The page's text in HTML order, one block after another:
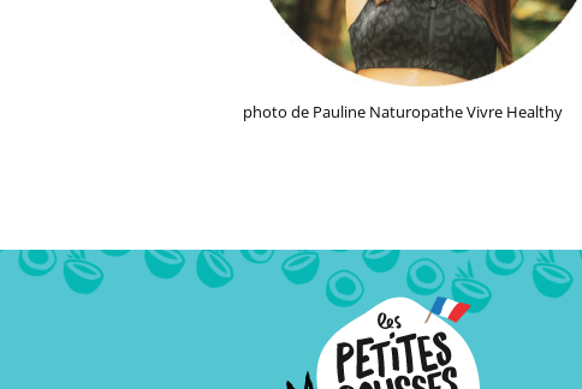
photo de Pauline Naturopathe Vivre Healthy